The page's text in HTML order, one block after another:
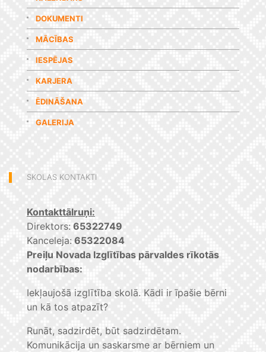
DOKUMENTI
MĀCĪBAS
IESPĒJAS
KARJERA
ĒDINĀŠANA
GALERIJA
SKOLAS KONTAKTI
Kontakttālruņi:
Direktors: 65322749
Kanceleja: 65322084
Preiļu Novada Izglītības pārvaldes rīkotās
nodarbības:
Iekļaujošā izglītība skolā. Kādi ir īpašie bērni
un kā tos atpazīt?
Runāt, sadzirdēt, būt sadzirdētam.
Komunikācija un saskarsme ar bērniem un